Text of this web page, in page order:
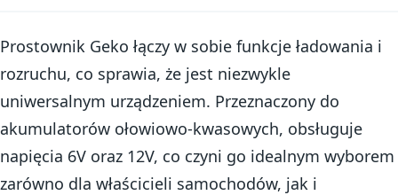
Prostownik Geko łączy w sobie funkcje ładowania i
rozruchu, co sprawia, że jest niezwykle
uniwersalnym urządzeniem. Przeznaczony do
akumulatorów ołowiowo-kwasowych, obsługuje
napięcia 6V oraz 12V, co czyni go idealnym wyborem
zarówno dla właścicieli samochodów, jak i